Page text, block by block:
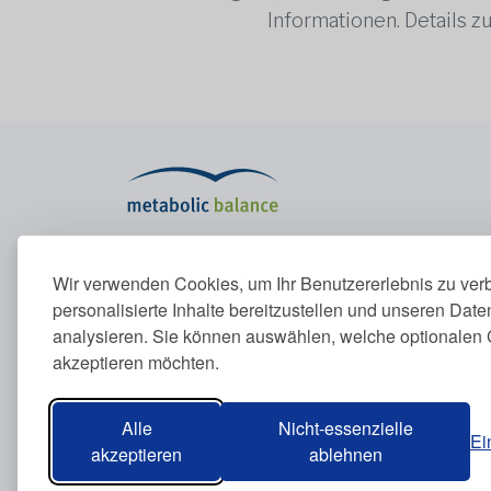
Wir verwenden Cookies, um Ihr Benutzererlebnis zu
personalisierte Inhalte bereitzustellen und unseren
analysieren. Sie können auswählen, welche optionalen
akzeptieren möchten.
Alle
akzeptieren
Nicht-essenzielle
ablehnen
Informationen. Details
Das Metabolic-Programm
Das Metabolic-Programm
Stoffwechsel erklärt
Ernährungsprinzipien
Über
Metabolic Balance Global AG © 2026. Alle Rechte